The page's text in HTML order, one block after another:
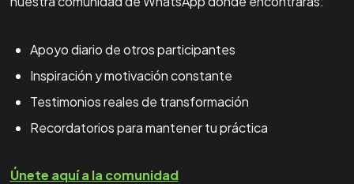
Apoyo diario de otros participantes
Inspiración y motivación constante
Testimonios reales de transformación
Recordatorios para mantener tu práctica
Únete aquí a la comunidad